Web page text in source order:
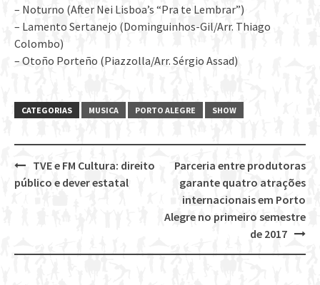
– Noturno (After Nei Lisboa’s “Pra te Lembrar”)
– Lamento Sertanejo (Dominguinhos-Gil/Arr. Thiago
Colombo)
– Otoño Porteño (Piazzolla/Arr. Sérgio Assad)
CATEGORIAS MUSICA PORTO ALEGRE SHOW
Post
Parceria entre produtoras
garante quatro atrações
internacionais em Porto
Alegre no primeiro semestre
de 2017
TVE e FM Cultura: direito
público e dever estatal